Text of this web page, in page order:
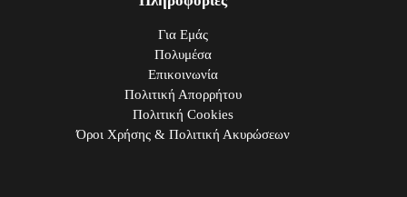
Για Εμάς
Πολυμέσα
Επικοινωνία
Πολιτική Απορρήτου
Πολιτική Cookies
Όροι Χρήσης & Πολιτική Ακυρώσεων